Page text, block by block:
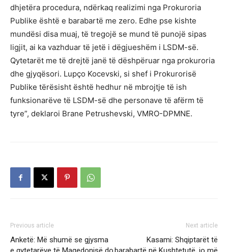
dhjetëra procedura, ndërkaq realizimi nga Prokuroria
Publike është e barabartë me zero. Edhe pse kishte
mundësi disa muaj, të tregojë se mund të punojë sipas
ligjit, ai ka vazhduar të jetë i dëgjueshëm i LSDM-së.
Qytetarët me të drejtë janë të dëshpëruar nga prokuroria
dhe gjyqësori. Lupço Kocevski, si shef i Prokurorisë
Publike tërësisht është hedhur në mbrojtje të ish
funksionarëve të LSDM-së dhe personave të afërm të
tyre”, deklaroi Brane Petrushevski, VMRO-DPMNE.
Previous article
Anketë: Më shumë se gjysma
Next article
Kasami: Shqiptarët të